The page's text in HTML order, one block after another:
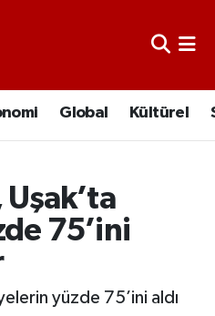
Global Kültürel
75’ini
yüzde 75’ini aldı
Haritası
ve Fikstür